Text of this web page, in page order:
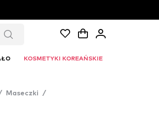
KOSMETYKI KOREAŃSKIE
Maseczki
/